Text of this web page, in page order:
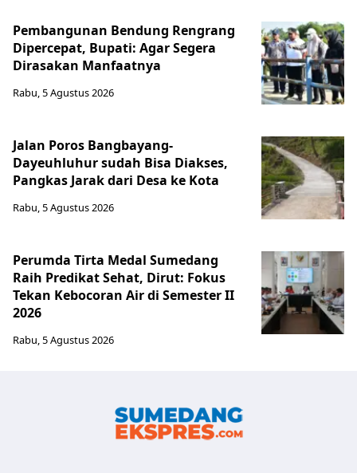
Pembangunan Bendung Rengrang
Dipercepat, Bupati: Agar Segera
Dirasakan Manfaatnya
Rabu, 5 Agustus 2026
Jalan Poros Bangbayang-
Dayeuhluhur sudah Bisa Diakses,
Pangkas Jarak dari Desa ke Kota
Rabu, 5 Agustus 2026
Perumda Tirta Medal Sumedang
Raih Predikat Sehat, Dirut: Fokus
Tekan Kebocoran Air di Semester II
2026
Rabu, 5 Agustus 2026